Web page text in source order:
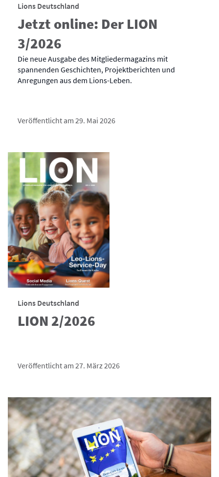
Lions Deutschland
Jetzt online: Der LION
3/2026
Die neue Ausgabe des Mitgliedermagazins mit
spannenden Geschichten, Projektberichten und
Anregungen aus dem Lions-Leben.
Veröffentlicht am 29. Mai 2026
Lions Deutschland
LION 2/2026
Veröffentlicht am 27. März 2026